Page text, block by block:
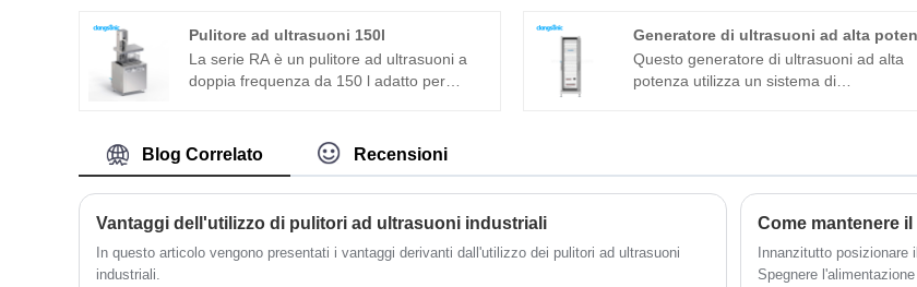
ultrasuoni è un trasduttore a sandwich
comunemente usato in aggiunta alla
struttura magnetostrittiva.
ultrasonico 40khz è un trasduttore
sandwich comunemente usato in aggiunta
alla struttura magnetostrittiva.
Pulitore ad ultrasuoni 150l
La serie RA è un pulitore ad ultrasuoni a
doppia frequenza da 150 l adatto per
adotta la piattaforma tecnologica T più
avanzata che ha un'elevata efficienza di
pulizia, operazioni semplici e nessuna
ultrasuoni 150l può essere ampiamente
utilizzato in prodotti in metallo, ricambi
Generatore di ultrasuoni ad alta
Questo generatore di ultrasuoni ad alta
potenza utilizza un sistema di
controllo e il bus di comunicazione al
generatore di ultrasuoni, ecc. Solo 1
armadio può guidare l'intero serbatoio di
pulizia ad ultrasuoni ad alta potenza.
da installare, utilizzare e mantenere. Il
Blog Correlato Recensioni
Vantaggi dell'utilizzo di pulitori ad ultrasuoni industriali
In questo articolo vengono presentati i vantaggi derivanti dall'utilizzo dei pulitori ad ultrasuoni
industriali.
Come mantenere
Innanzitutto posizionare
Spegnere